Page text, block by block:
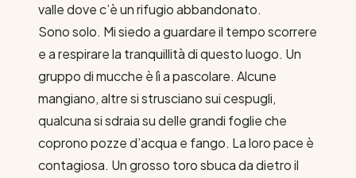
valle dove c’è un rifugio abbandonato.
Sono solo. Mi siedo a guardare il tempo scorrere
e a respirare la tranquillità di questo luogo. Un
gruppo di mucche è lì a pascolare. Alcune
mangiano, altre si strusciano sui cespugli,
qualcuna si sdraia su delle grandi foglie che
coprono pozze d’acqua e fango. La loro pace è
contagiosa. Un grosso toro sbuca da dietro il